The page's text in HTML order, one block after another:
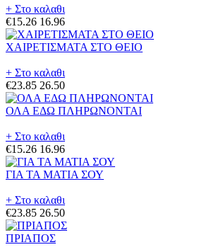
+ Στο καλαθι
€15.26 16.96
ΧΑΙΡΕΤΙΣΜΑΤΑ ΣΤΟ ΘΕΙΟ
+ Στο καλαθι
€23.85 26.50
ΟΛΑ ΕΔΩ ΠΛΗΡΩΝΟΝΤΑΙ
+ Στο καλαθι
€15.26 16.96
ΓΙΑ ΤΑ ΜΑΤΙΑ ΣΟΥ
+ Στο καλαθι
€23.85 26.50
ΠΡΙΑΠΟΣ